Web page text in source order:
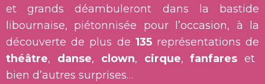
et grands déambuleront dans la bastide
libournaise, piétonnisée pour l’occasion, à la
découverte de plus de 135représentations de
théâtre, danse, clown, cirque,fanfares et
bien d’autres surprises…